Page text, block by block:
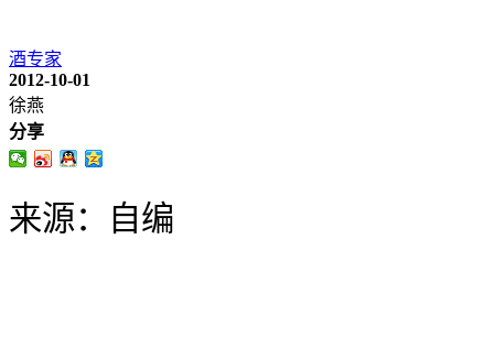
酒专家
2012-10-01
徐燕
分享
来源：自编